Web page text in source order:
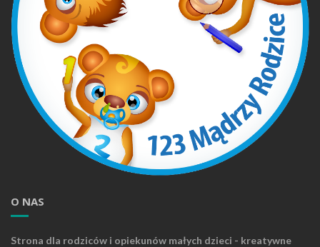
O NAS
Strona dla rodziców i opiekunów małych dzieci - kreatywne